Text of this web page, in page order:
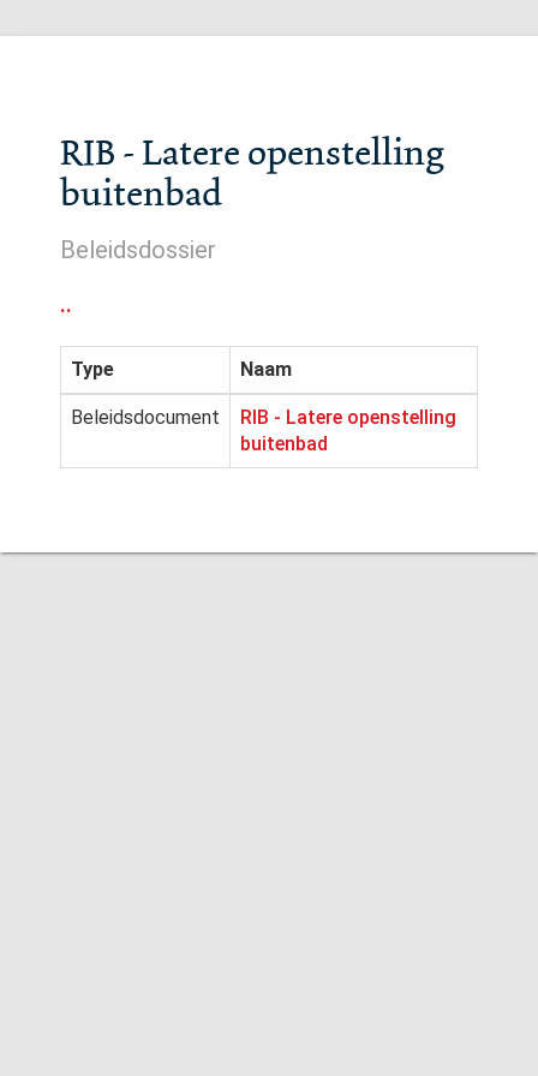
RIB - Latere openstelling
buitenbad
Beleidsdossier
..
Type Naam
Beleidsdocument
RIB - Latere openstelling
buitenbad